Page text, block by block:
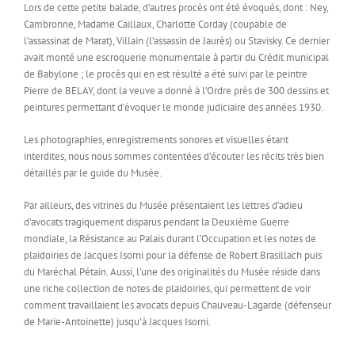
Lors de cette petite balade, d’autres procès ont été évoqués, dont : Ney,
Cambronne, Madame Caillaux, Charlotte Corday (coupable de
l’assassinat de Marat), Villain (l’assassin de Jaurès) ou Stavisky. Ce dernier
avait monté une escroquerie monumentale à partir du Crédit municipal
de Babylone ; le procès qui en est résulté a été suivi par le peintre
Pierre de BELAY, dont la veuve a donné à l’Ordre près de 300 dessins et
peintures permettant d’évoquer le monde judiciaire des années 1930.
Les photographies, enregistrements sonores et visuelles étant
interdites, nous nous sommes contentées d’écouter les récits très bien
détaillés par le guide du Musée.
Par ailleurs, des vitrines du Musée présentaient les lettres d’adieu
d’avocats tragiquement disparus pendant la Deuxième Guerre
mondiale, la Résistance au Palais durant l’Occupation et les notes de
plaidoiries de Jacques Isorni pour la défense de Robert Brasillach puis
du Maréchal Pétain. Aussi, l’une des originalités du Musée réside dans
une riche collection de notes de plaidoiries, qui permettent de voir
comment travaillaient les avocats depuis Chauveau-Lagarde (défenseur
de Marie-Antoinette) jusqu’à Jacques Isorni.